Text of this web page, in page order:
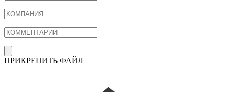
ПРИКРЕПИТЬ ФАЙЛ